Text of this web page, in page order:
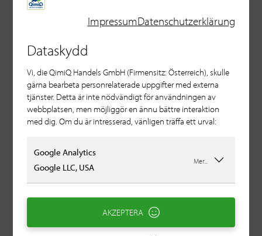
Selleriravioli med gin
espuma
ImpressumDatenschutzerklärung
Dataskydd
Vi, die QimiQ Handels GmbH (Firmensitz: Österreich), skulle
gärna bearbeta personrelaterade uppgifter med externa
tjänster. Detta är inte nödvändigt för användningen av
webbplatsen, men möjliggör en ännu bättre interaktion
med dig. Om du är intresserad, vänligen träffa ett urval:
Google Analytics
Google LLC, USA
Mer...
AKZEPTERA